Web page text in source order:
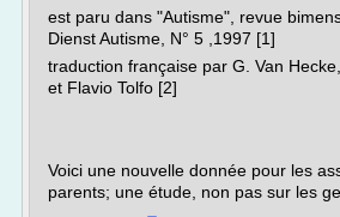
est paru dans "Autisme", revue
Dienst Autisme, N° 5 ,1997 [1]
traduction française par G. Van
et Flavio Tolfo [2]
Voici une nouvelle donnée pour les
parents; une étude, non pas sur les